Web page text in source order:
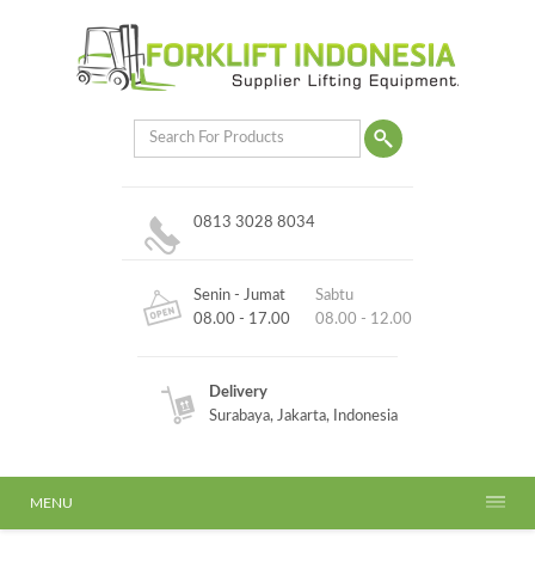
0813 3028 8034
Senin - Jumat
08.00 - 17.00
Sabtu
08.00 - 12.00
Delivery
Surabaya, Jakarta, Indonesia
MENU